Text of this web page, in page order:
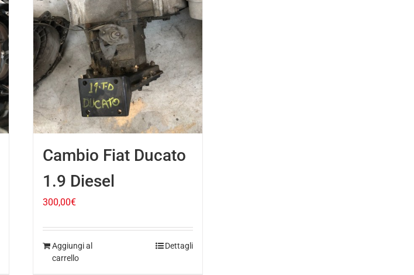
Cambio Fiat Ducato
1.9 Diesel
300,00€
Aggiungi al
carrello
Dettagli